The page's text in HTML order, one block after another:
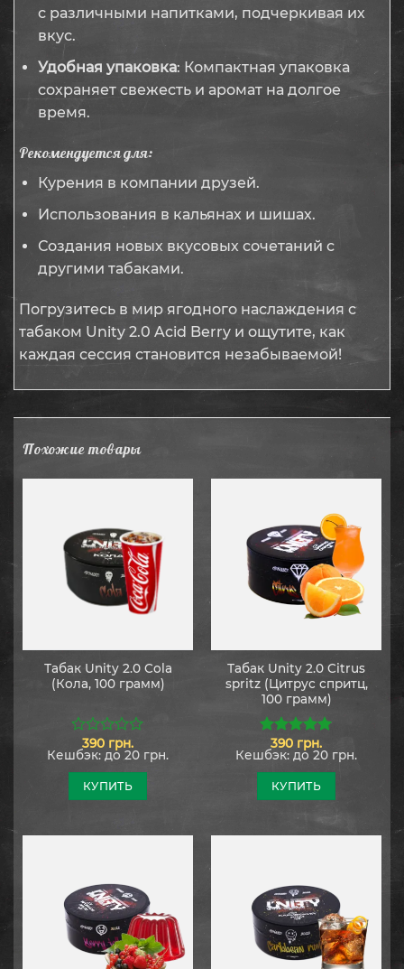
с различными напитками, подчеркивая их
вкус.
Удобная упаковка: Компактная упаковка
сохраняет свежесть и аромат на долгое
время.
Рекомендуется для:
Курения в компании друзей.
Использования в кальянах и шишах.
Создания новых вкусовых сочетаний с
другими табаками.
Погрузитесь в мир ягодного наслаждения с
табаком Unity 2.0 Acid Berry и ощутите, как
каждая сессия становится незабываемой!
Похожие товары
Табак Unity 2.0 Cola
(Кола, 100 грамм)
из
5
390 грн.
Кешбэк: до 20 грн.
КУПИТЬ
Табак Unity 2.0 Citrus
spritz (Цитрус спритц,
100 грамм)
5.00из 5
390 грн.
Кешбэк: до 20 грн.
КУПИТЬ